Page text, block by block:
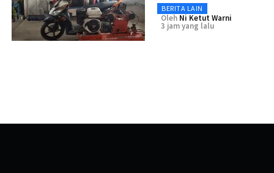
BERITA LAIN
Oleh Ni Ketut Warni
3 jam yang lalu